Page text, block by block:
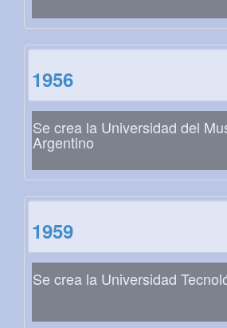
1956
Se crea la Universidad del
Argentino
1959
Se crea la Universidad